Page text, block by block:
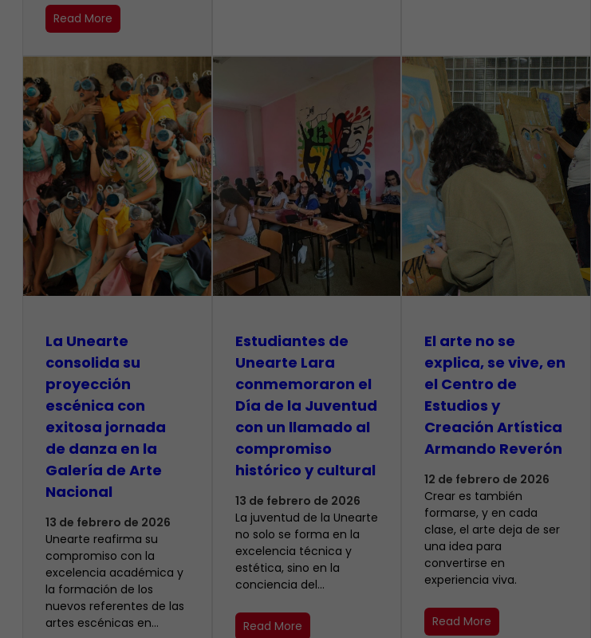
Read More
La Unearte
consolida su
proyección
escénica con
exitosa jornada
de danza en la
Galería de Arte
Nacional
13 de febrero de 2026
Unearte reafirma su
compromiso con la
excelencia académica y
la formación de los
nuevos referentes de las
artes escénicas en…
Estudiantes de
Unearte Lara
conmemoraron el
Día de la Juventud
con un llamado al
compromiso
histórico y cultural
13 de febrero de 2026
La juventud de la Unearte
no solo se forma en la
excelencia técnica y
estética, sino en la
conciencia del…
Read More
El arte no se
explica, se vive, en
el Centro de
Estudios y
Creación Artística
Armando Reverón
12 de febrero de 2026
Crear es también
formarse, y en cada
clase, el arte deja de ser
una idea para
convertirse en
experiencia viva.
Read More